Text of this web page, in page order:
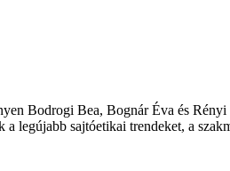
Bodrogi Bea, Bognár Éva és Rényi
legújabb sajtóetikai trendeket, a